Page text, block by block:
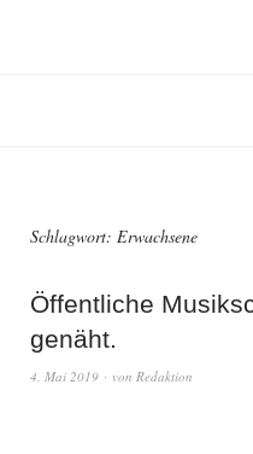
Schlagwort: Erwachsene
Öffentliche
genäht.
4. Mai 2019 von Redaktion